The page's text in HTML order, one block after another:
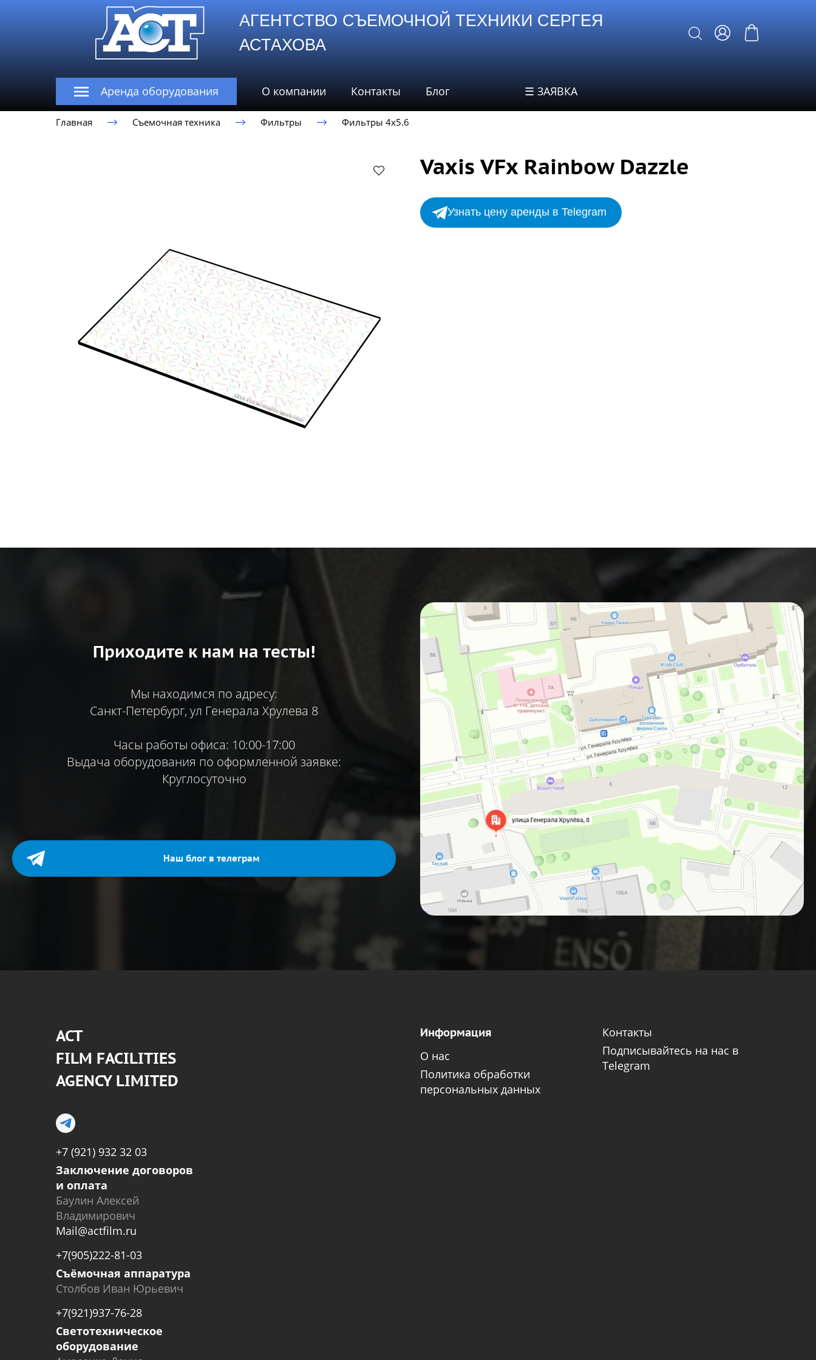
АГЕНТСТВО СЪЕМОЧНОЙ ТЕХНИКИ СЕРГЕЯ
АСТАХОВА
Аренда оборудования О компании Контакты Блог ☰ ЗАЯВКА
Главная Съемочная техника Фильтры Фильтры 4х5.6
Vaxis VFx Rainbow Dazzle
Узнать цену аренды в Telegram
Приходите к нам на тесты!
Мы находимся по адресу:
Санкт-Петербург, ул Генерала Хрулева 8
Часы работы офиса: 10:00-17:00
Выдача оборудования по оформленной заявке:
Круглосуточно
Наш блог в телеграм
АСТ
FILM FACILITIES
AGENCY LIMITED
+7 (921) 932 32 03
Заключение договоров
и оплата
Баулин Алексей
Владимирович
Mail@actfilm.ru
+7(905)222-81-03
Съёмочная аппаратура
Столбов Иван Юрьевич
+7(921)937-76-28
Светотехническое
оборудование
Информация
О нас
Политика обработки
персональных данных
Контакты
Подписывайтесь на нас в
Telegram